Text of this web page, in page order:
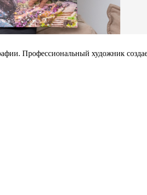
Профессиональный художник